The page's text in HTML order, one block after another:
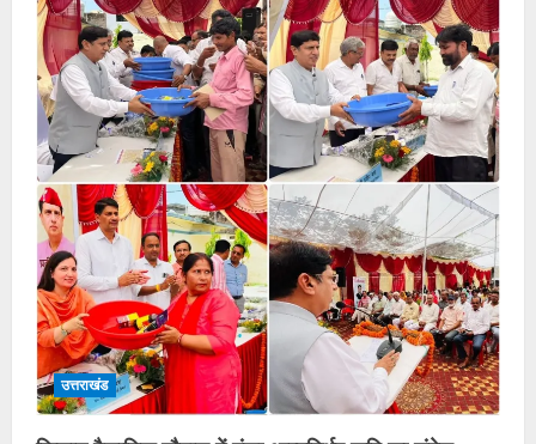
उत्तराखंड